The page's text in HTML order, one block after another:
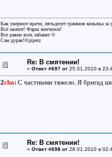
Как уверяют врачи, пятьдесят граммов коньяка
Всё хватит! Фарш кончился!
Все равно всех забанят ©
Сам дурак!©pipetz
Re: В смятении!
« Ответ #697 от25.01.2010 в
2cha: С частными тяжело. Я бригад
Re: В смятении!
« Ответ #698 от28.01.2010 в